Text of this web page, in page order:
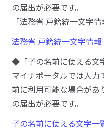
の届出が必要です。
「法務省 戸籍統一文字
法務省 戸籍統一文字情報
◆「子の名前に使える文
マイナポータルでは入力
前に利用可能な場合があ
の届出が必要です。
子の名前に使える文字一